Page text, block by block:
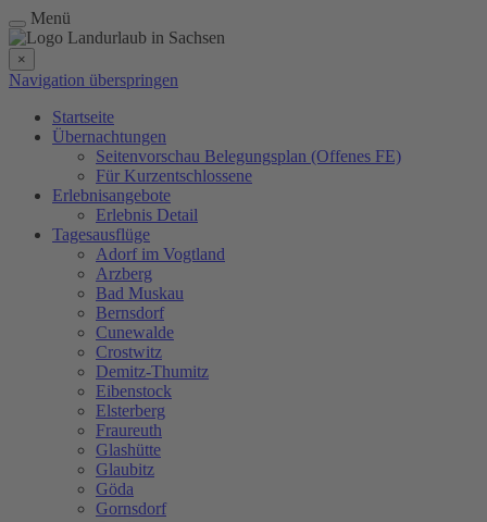
Menü
×
Navigation überspringen
Startseite
Übernachtungen
Seitenvorschau Belegungsplan (Offenes FE)
Für Kurzentschlossene
Erlebnisangebote
Erlebnis Detail
Tagesausflüge
Adorf im Vogtland
Arzberg
Bad Muskau
Bernsdorf
Cunewalde
Crostwitz
Demitz-Thumitz
Eibenstock
Elsterberg
Fraureuth
Glashütte
Glaubitz
Göda
Gornsdorf